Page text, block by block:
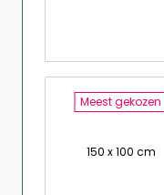
Meest gekozen
150 x 100 cm